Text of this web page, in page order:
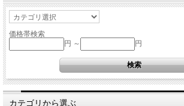
価格帯検索
円 ～
円
カテゴリから選ぶ